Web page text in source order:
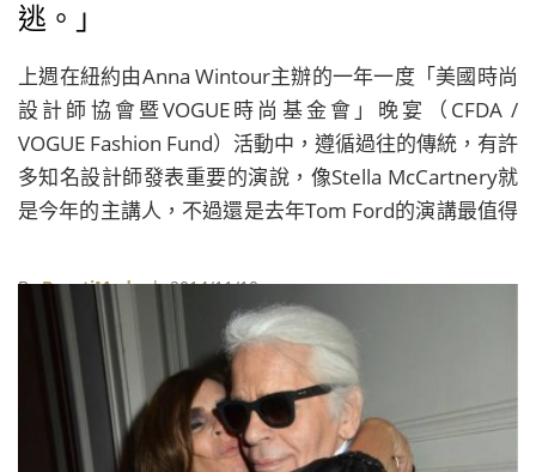
逃。」
上週在紐約由Anna Wintour主辦的一年一度「美國時尚
設計師協會暨VOGUE時尚基金會」晚宴（CFDA /
VOGUE Fashion Fund）活動中，遵循過往的傳統，有許
多知名設計師發表重要的演說，像Stella McCartnery就
是今年的主講人，不過還是去年Tom Ford的演講最值得
自己在時尚界待了28年的經驗，歸納出14點創業提醒，
和正在時尚道路努力的所有朋友分享。
ByBeautiMode| 2014/11/10